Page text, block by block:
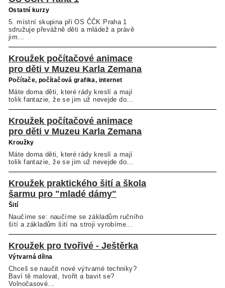
Ostatní kurzy
5. místní skupina při OS ČČK Praha 1
sdružuje převážně děti a mládež a právě
jim...
Kroužek počítačové animace
pro děti v Muzeu Karla Zemana
Počítače, počítačová grafika, internet
Máte doma děti, které rády kreslí a mají
tolik fantazie, že se jim už nevejde do...
Kroužek počítačové animace
pro děti v Muzeu Karla Zemana
Kroužky
Máte doma děti, které rády kreslí a mají
tolik fantazie, že se jim už nevejde do...
Kroužek praktického šití a škola
šarmu pro "mladé dámy"
Šití
Naučíme se: naučíme se základům ručního
šití a základům šití na stroji vyrobíme...
Kroužek pro tvořivé - Ještěrka
Výtvarná dílna
Chceš se naučit nové výtvarné techniky?
Baví tě malovat, tvořit a bavit se?
Volnočasové...